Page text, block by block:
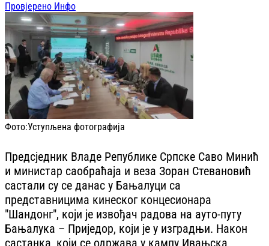
Провјерено Инфо
Фото:Уступљена фотографија
Предсједник Владе Републике Српске Саво Минић
и министар саобраћаја и веза Зоран Стевановић
састали су се данас у Бањалуци са
представницима кинеског концесионара
"Шандонг", који је извођач радова на ауто-путу
Бањалука – Приједор, који је у изградњи. Након
састанка, који се одржава у кампу Ивањска,